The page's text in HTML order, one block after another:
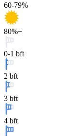
60-79%
80%+
0-1 bft
2 bft
3 bft
4 bft